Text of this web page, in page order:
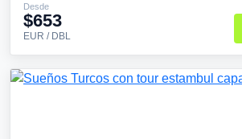
Desde
$653
EUR / DBL